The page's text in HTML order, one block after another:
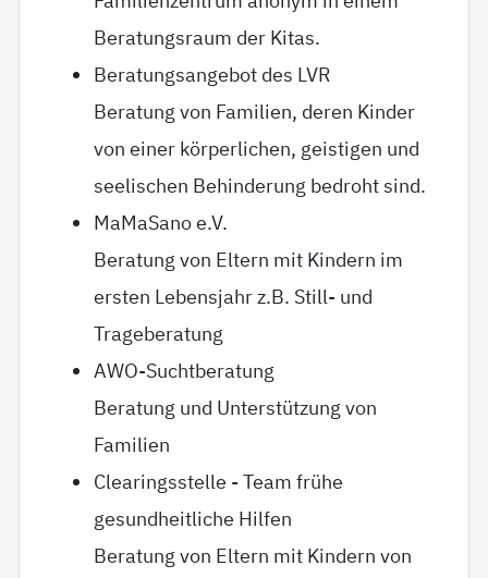
Beratungsraum der Kitas.
Beratungsangebot des LVR
Beratung von Familien, deren Kinder
von einer körperlichen, geistigen und
seelischen Behinderung bedroht sind.
MaMaSano e.V.
Beratung von Eltern mit Kindern im
ersten Lebensjahr z.B. Still- und
Trageberatung
AWO-Suchtberatung
Beratung und Unterstützung von
Familien
Clearingsstelle - Team frühe
gesundheitliche Hilfen
Beratung von Eltern mit Kindern von